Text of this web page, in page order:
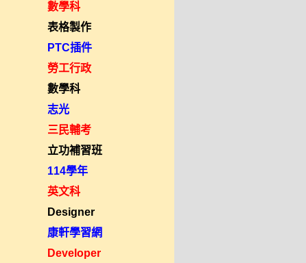
數學科
表格製作
PTC插件
勞工行政
數學科
志光
三民輔考
立功補習班
114學年
英文科
Designer
康軒學習網
Developer